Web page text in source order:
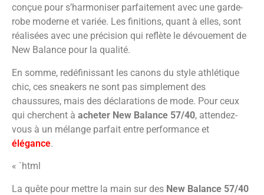
conçue pour s’harmoniser parfaitement avec une garde-
robe moderne et variée. Les finitions, quant à elles, sont
réalisées avec une précision qui reflète le dévouement de
New Balance pour la qualité.
En somme, redéfinissant les canons du style athlétique
chic, ces sneakers ne sont pas simplement des
chaussures, mais des déclarations de mode. Pour ceux
qui cherchent à acheter New Balance 57/40, attendez-
vous à un mélange parfait entre performance et
élégance.
« `html
La quête pour mettre la main sur des New Balance 57/40